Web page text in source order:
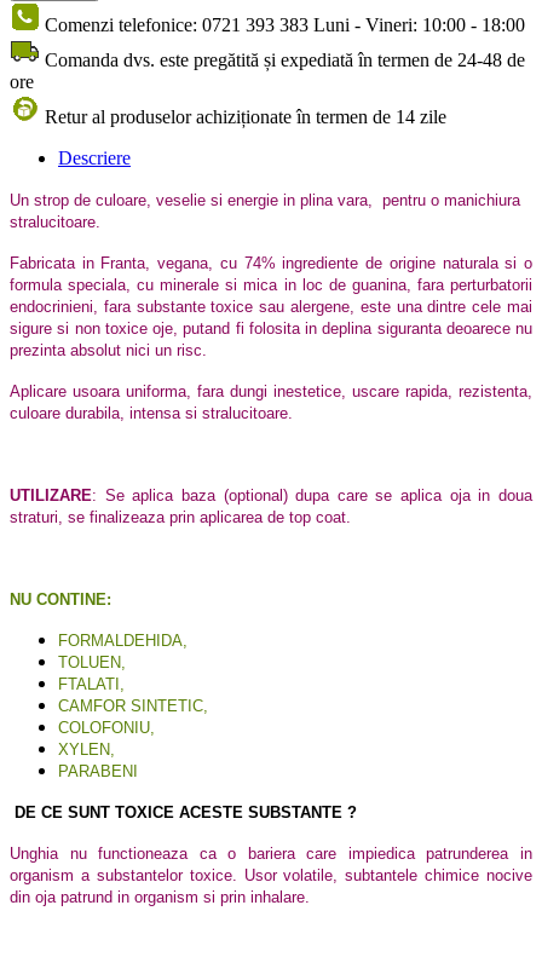
Comenzi telefonice: 0721 393 383 Luni - Vineri: 10:00 - 18:00
Comanda dvs. este pregătită și expediată în termen de 24-48 de
ore
Retur al produselor achiziționate în termen de 14 zile
Descriere
Un strop de culoare, veselie si energie in plina vara, pentru o manichiura
stralucitoare.
Fabricata in Franta, vegana, cu 74% ingrediente de origine naturala si o
formula speciala, cu minerale si mica in loc de guanina, fara perturbatorii
endocrinieni, fara substante toxice sau alergene, este una dintre cele mai
sigure si non toxice oje, putand fi folosita in deplina siguranta deoarece nu
prezinta absolut nici un risc.
Aplicare usoara uniforma, fara dungi inestetice, uscare rapida, rezistenta,
culoare durabila, intensa si stralucitoare.
UTILIZARE: Se aplica baza (optional) dupa care se aplica oja in doua
straturi, se finalizeaza prin aplicarea de top coat.
NU CONTINE:
FORMALDEHIDA,
TOLUEN,
FTALATI,
CAMFOR SINTETIC,
COLOFONIU,
XYLEN,
PARABENI
DE CE SUNT TOXICE ACESTE SUBSTANTE ?
Unghia nu functioneaza ca o bariera care impiedica patrunderea in
organism a substantelor toxice. Usor volatile, subtantele chimice nocive
din oja patrund in organism si prin inhalare.